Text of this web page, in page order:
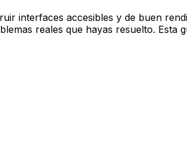
interfaces accesibles y de buen
reales que hayas resuelto. Esta